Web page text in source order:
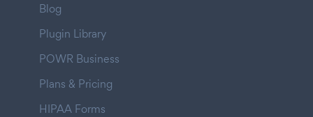
Blog
Plugin Library
POWR Business
Plans & Pricing
HIPAA Forms